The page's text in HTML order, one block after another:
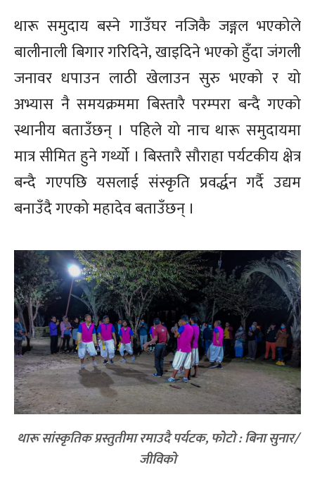
थारू समुदाय बस्ने गाउँघर नजिकै जङ्गल भएकोले
बालीनाली बिगार गरिदिने, खाइदिने भएको हुँदा जंगली
जनावर धपाउन लाठी खेलाउन सुरु भएको र यो
अभ्यास नै समयक्रममा बिस्तारै परम्परा बन्दै गएको
स्थानीय बताउँछन् । पहिले यो नाच थारू समुदायमा
मात्र सीमित हुने गर्थ्यो । बिस्तारै सौराहा पर्यटकीय क्षेत्र
बन्दै गएपछि यसलाई संस्कृति प्रवर्द्धन गर्दै उद्यम
बनाउँदै गएको महादेव बताउँछन् ।
थारू सांस्कृतिक प्रस्तुतीमा रमाउदै पर्यटक, फोटो : बिना सुनार/
जीविको